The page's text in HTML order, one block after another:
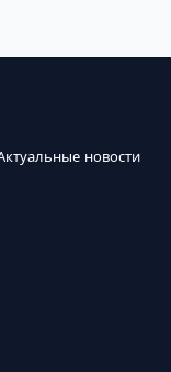
новости